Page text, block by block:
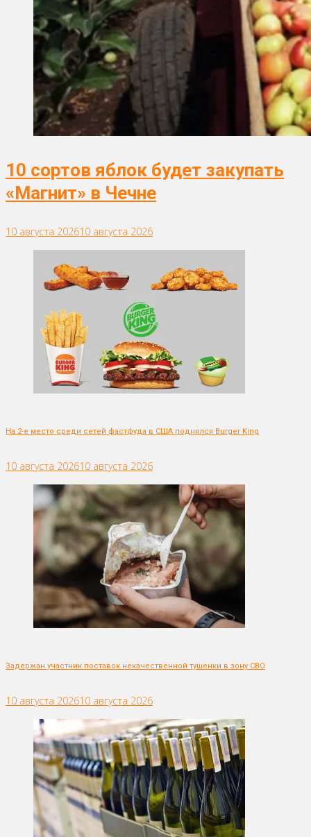
10 сортов яблок будет закупать
«Магнит» в Чечне
10 августа 202610 августа 2026
На 2-е место среди сетей фастфуда в США поднялся Burger King
10 августа 202610 августа 2026
Задержан участник поставок некачественной тушенки в зону СВО
10 августа 202610 августа 2026